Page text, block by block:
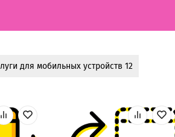
для мобильных устройств 12